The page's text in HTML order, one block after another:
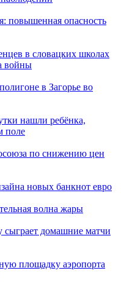
повышенная опасность
в словацких школах
войны
в Загорье во
нашли ребёнка,
поле
по снижению цен
новых банкнот евро
волна жары
домашние матчи
площадку аэропорта